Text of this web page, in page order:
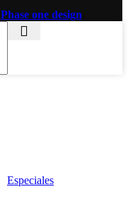
Phase one design
Especiales